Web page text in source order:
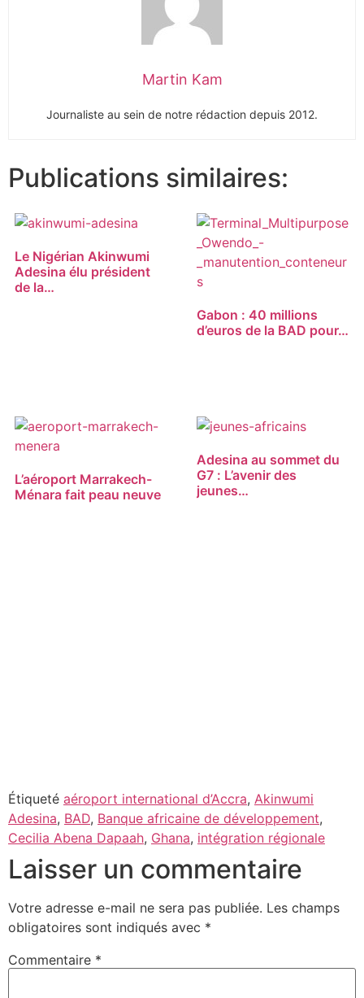
Martin Kam
Journaliste au sein de notre rédaction depuis 2012.
Publications similaires:
Le Nigérian Akinwumi
Adesina élu président
de la…
Gabon : 40 millions
d’euros de la BAD pour…
L’aéroport Marrakech-
Ménara fait peau neuve
Adesina au sommet du
G7 : L’avenir des
jeunes…
Étiqueté aéroport international d’Accra, Akinwumi
Adesina, BAD, Banque africaine de développement,
Cecilia Abena Dapaah, Ghana, intégration régionale
Laisser un commentaire
Votre adresse e-mail ne sera pas publiée. Les champs
obligatoires sont indiqués avec *
Commentaire *